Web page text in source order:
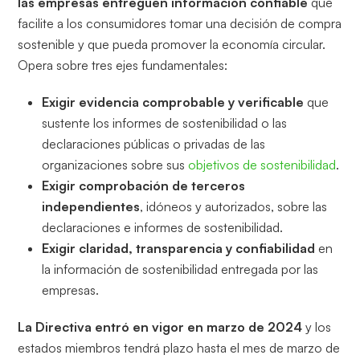
facilite a los consumidores tomar una decisión de compra
sostenible y que pueda promover la economía circular.
Opera sobre tres ejes fundamentales:
Exigir evidencia comprobable y verificable que
sustente los informes de sostenibilidad o las
declaraciones públicas o privadas de las
organizaciones sobre sus objetivos de sostenibilidad.
Exigir comprobación de terceros
independientes, idóneos y autorizados, sobre las
declaraciones e informes de sostenibilidad.
Exigir claridad, transparencia y confiabilidad en
la información de sostenibilidad entregada por las
empresas.
La Directiva entró en vigor en marzo de 2024 y los
estados miembros tendrá plazo hasta el mes de marzo de